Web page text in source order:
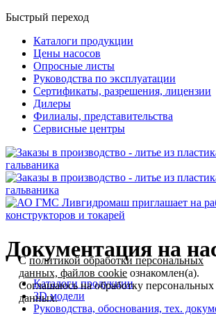
Быстрый переход
Каталоги продукции
Цены насосов
Опросные листы
Руководства по эксплуатации
Сертификаты, разрешения, лицензии
Дилеры
Филиалы, представительства
Сервисные центры
Документация на
Каталоги продукции
3D модели
Руководства, обоснования, тех.
Сполитикой обработки персональных
данных, файлов cookie ознакомлен(а).
Соглашаюсь на обработку персональных
данных.